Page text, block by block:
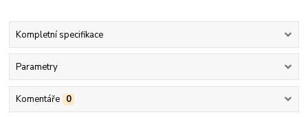
Kompletní specifikace
Parametry
Komentáře 0